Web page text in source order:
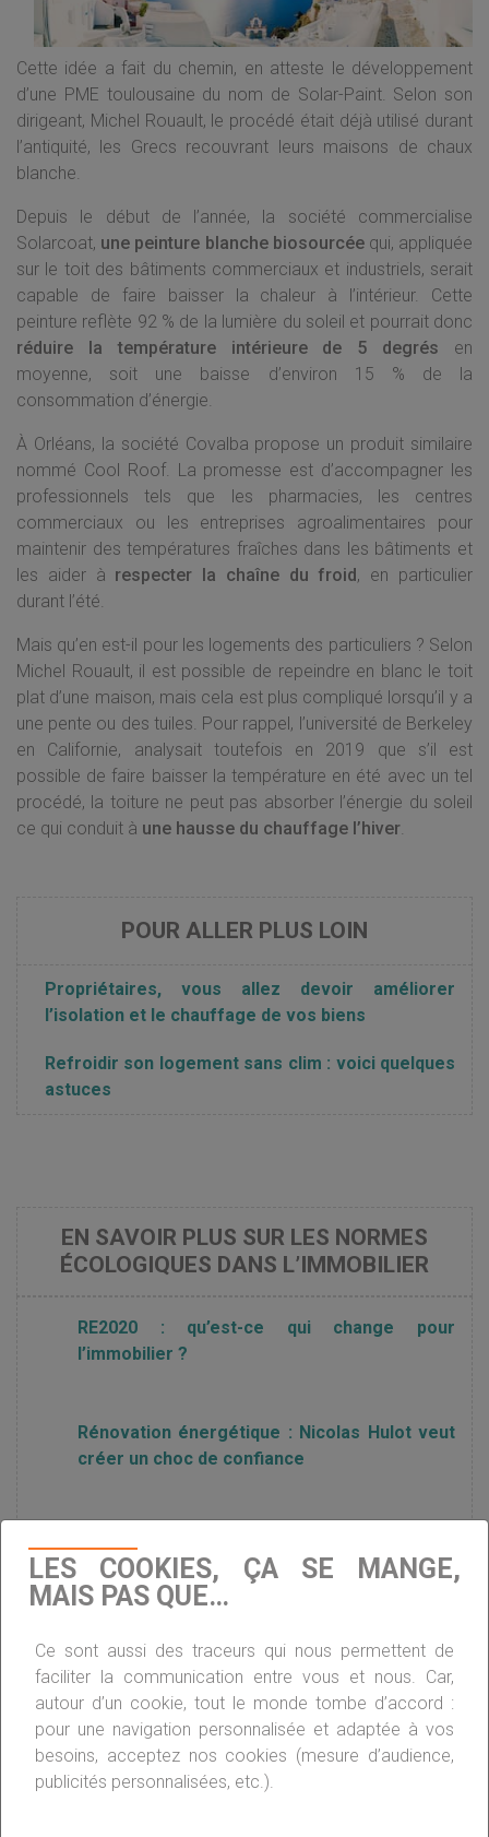
Cette idée a fait du chemin, en atteste le développement
d’une PME toulousaine du nom de Solar-Paint. Selon son
dirigeant, Michel Rouault, le procédé était déjà utilisé durant
l’antiquité, les Grecs recouvrant leurs maisons de chaux
blanche.
Depuis le début de l’année, la société commercialise
Solarcoat, une peinture blanche biosourcéequi, appliquée
sur le toit des bâtiments commerciaux et industriels, serait
capable de faire baisser la chaleur à l’intérieur. Cette
peinture reflète 92 % de la lumière du soleil et pourrait donc
réduire la température intérieure de 5 degrés en
moyenne, soit une baisse d’environ 15 % de la
consommation d’énergie.
À Orléans, la société Covalba propose un produit similaire
nommé Cool Roof. La promesse est d’accompagner les
professionnels tels que les pharmacies, les centres
commerciaux ou les entreprises agroalimentaires pour
maintenir des températures fraîches dans les bâtiments et
les aider à respecter la chaîne du froid, en particulier
durant l’été.
Mais qu’en est-il pour les logements des particuliers ? Selon
Michel Rouault, il est possible de repeindre en blanc le toit
plat d’une maison, mais cela est plus compliqué lorsqu’il y a
une pente ou des tuiles. Pour rappel, l’université de Berkeley
en Californie, analysait toutefois en 2019 que s’il est
possible de faire baisser la température en été avec un tel
procédé, la toiture ne peut pas absorber l’énergie du soleil
ce qui conduit à une hausse du chauffage l’hiver.
Propriétaires, vous allez devoir améliorer
l’isolation et le chauffage de vos biens
Refroidir son logement sans clim : voici quelques
astuces
EN SAVOIR PLUS SUR LES NORMES
ÉCOLOGIQUES DANS L’IMMOBILIER
RE2020 : qu’est-ce qui change pour
l’immobilier ?
Rénovation énergétique : Nicolas Hulot veut
créer un choc de confiance
2018 ?
Rénovation énergétique : pas de prime en
2019
Plan Climat : Nicolas Hulot et le chantier de la
rénovation thermique
LES COOKIES, ÇA SE MANGE,
MAIS PAS QUE…
Ce sont aussi des traceurs qui nous permettent de
faciliter la communication entre vous et nous. Car,
autour d’un cookie, tout le monde tombe d’accord :
pour une navigation personnalisée et adaptée à vos
besoins, acceptez nos cookies (mesure d’audience,
publicités personnalisées, etc.).